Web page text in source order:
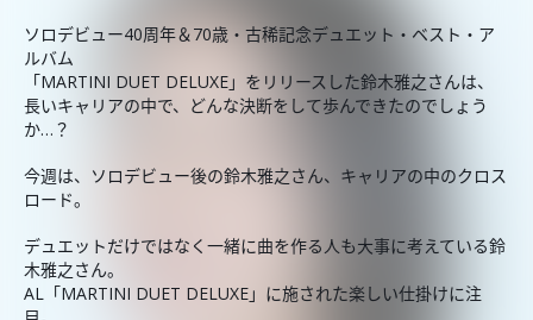
ソロデビュー40周年＆70歳・古稀記念デュエット・ベスト・ア
ルバム
「MARTINI DUET DELUXE」をリリースした鈴木雅之さんは、
長いキャリアの中で、どんな決断をして歩んできたのでしょう
か…？
今週は、ソロデビュー後の鈴木雅之さん、キャリアの中のクロス
ロード。
デュエットだけではなく一緒に曲を作る人も大事に考えている鈴
木雅之さん。
AL「MARTINI DUET DELUXE」に施された楽しい仕掛けに注